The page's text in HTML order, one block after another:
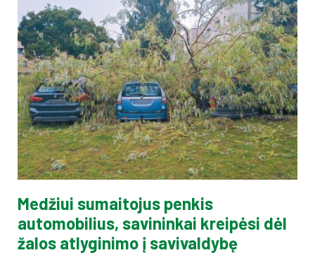
Medžiui sumaitojus penkis
automobilius, savininkai kreipėsi dėl
žalos atlyginimo į savivaldybę